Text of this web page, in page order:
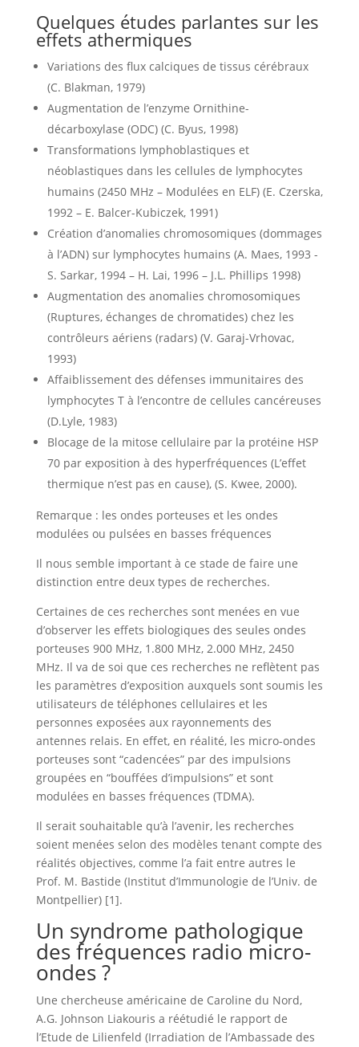
Quelques études parlantes sur les
effets athermiques
Variations des flux calciques de tissus cérébraux
(C. Blakman, 1979)
Augmentation de l’enzyme Ornithine-
décarboxylase (ODC) (C. Byus, 1998)
Transformations lymphoblastiques et
néoblastiques dans les cellules de lymphocytes
humains (2450 MHz – Modulées en ELF) (E. Czerska,
1992 – E. Balcer-Kubiczek, 1991)
Création d’anomalies chromosomiques (dommages
à l’ADN) sur lymphocytes humains (A. Maes, 1993 -
S. Sarkar, 1994 – H. Lai, 1996 – J.L. Phillips 1998)
Augmentation des anomalies chromosomiques
(Ruptures, échanges de chromatides) chez les
contrôleurs aériens (radars) (V. Garaj-Vrhovac,
1993)
Affaiblissement des défenses immunitaires des
lymphocytes T à l’encontre de cellules cancéreuses
(D.Lyle, 1983)
Blocage de la mitose cellulaire par la protéine HSP
70 par exposition à des hyperfréquences (L’effet
thermique n’est pas en cause), (S. Kwee, 2000).
Remarque : les ondes porteuses et les ondes
modulées ou pulsées en basses fréquences
Il nous semble important à ce stade de faire une
distinction entre deux types de recherches.
Certaines de ces recherches sont menées en vue
d’observer les effets biologiques des seules ondes
porteuses 900 MHz, 1.800 MHz, 2.000 MHz, 2450
MHz. Il va de soi que ces recherches ne reflètent pas
les paramètres d’exposition auxquels sont soumis les
utilisateurs de téléphones cellulaires et les
personnes exposées aux rayonnements des
antennes relais. En effet, en réalité, les micro-ondes
porteuses sont “cadencées” par des impulsions
groupées en “bouffées d’impulsions” et sont
modulées en basses fréquences (TDMA).
Il serait souhaitable qu’à l’avenir, les recherches
soient menées selon des modèles tenant compte des
réalités objectives, comme l’a fait entre autres le
Prof. M. Bastide (Institut d’Immunologie de l’Univ. de
Montpellier) [1].
Un syndrome pathologique
des fréquences radio micro-
ondes ?
Une chercheuse américaine de Caroline du Nord,
A.G. Johnson Liakouris a réétudié le rapport de
l’Etude de Lilienfeld (Irradiation de l’Ambassade des